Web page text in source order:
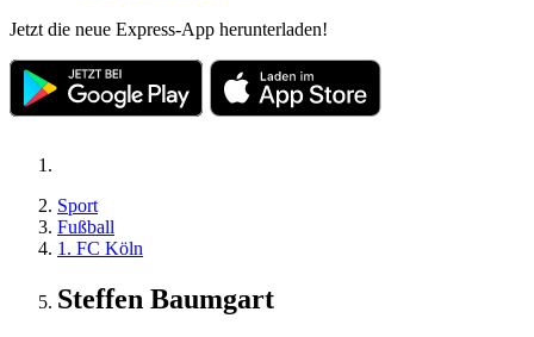
Jetzt die neue Express-App herunterladen!
Sport
Fußball
1. FC Köln
Steffen Baumgart